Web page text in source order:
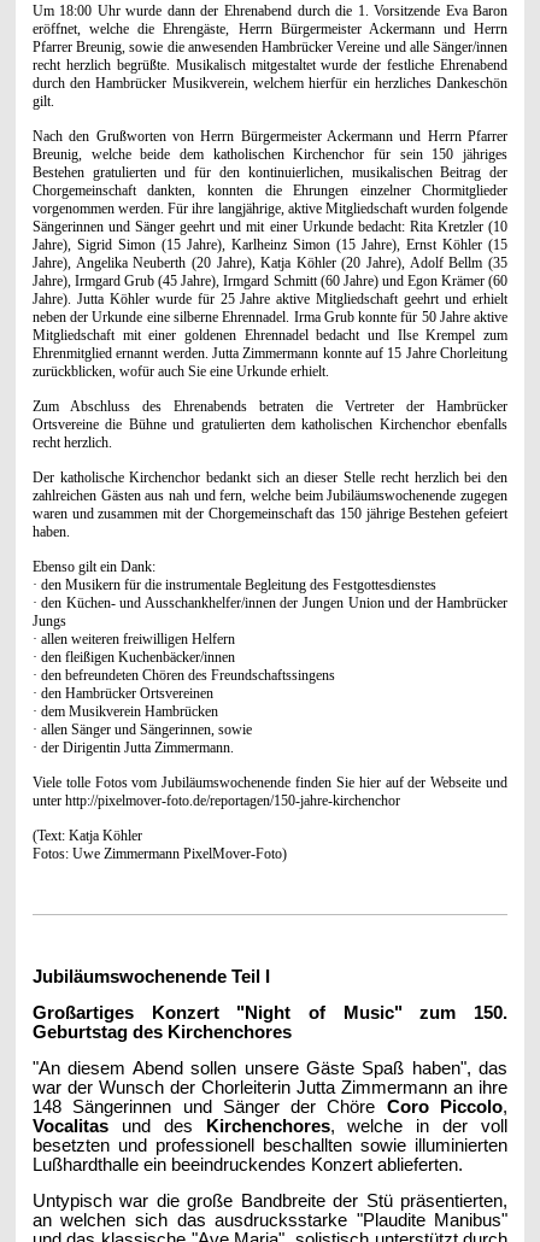
Um 18:00 Uhr wurde dann der Ehrenabend durch die 1. Vorsitzende Eva Baron
eröffnet, welche die Ehrengäste, Herrn Bürgermeister Ackermann und Herrn
Pfarrer Breunig, sowie die anwesenden Hambrücker Vereine und alle Sänger/innen
recht herzlich begrüßte. Musikalisch mitgestaltet wurde der festliche Ehrenabend
durch den Hambrücker Musikverein, welchem hierfür ein herzliches Dankeschön
gilt.
Nach den Grußworten von Herrn Bürgermeister Ackermann und Herrn Pfarrer
Breunig, welche beide dem katholischen Kirchenchor für sein 150 jähriges
Bestehen gratulierten und für den kontinuierlichen, musikalischen Beitrag der
Chorgemeinschaft dankten, konnten die Ehrungen einzelner Chormitglieder
vorgenommen werden. Für ihre langjährige, aktive Mitgliedschaft wurden folgende
Sängerinnen und Sänger geehrt und mit einer Urkunde bedacht: Rita Kretzler (10
Jahre), Sigrid Simon (15 Jahre), Karlheinz Simon (15 Jahre), Ernst Köhler (15
Jahre), Angelika Neuberth (20 Jahre), Katja Köhler (20 Jahre), Adolf Bellm (35
Jahre), Irmgard Grub (45 Jahre), Irmgard Schmitt (60 Jahre) und Egon Krämer (60
Jahre). Jutta Köhler wurde für 25 Jahre aktive Mitgliedschaft geehrt und erhielt
neben der Urkunde eine silberne Ehrennadel. Irma Grub konnte für 50 Jahre aktive
Mitgliedschaft mit einer goldenen Ehrennadel bedacht und Ilse Krempel zum
Ehrenmitglied ernannt werden. Jutta Zimmermann konnte auf 15 Jahre Chorleitung
zurückblicken, wofür auch Sie eine Urkunde erhielt.
Zum Abschluss des Ehrenabends betraten die Vertreter der Hambrücker
Ortsvereine die Bühne und gratulierten dem katholischen Kirchenchor ebenfalls
recht herzlich.
Der katholische Kirchenchor bedankt sich an dieser Stelle recht herzlich bei den
zahlreichen Gästen aus nah und fern, welche beim Jubiläumswochenende zugegen
waren und zusammen mit der Chorgemeinschaft das 150 jährige Bestehen gefeiert
haben.
Ebenso gilt ein Dank:
· den Musikern für die instrumentale Begleitung des Festgottesdienstes
· den Küchen- und Ausschankhelfer/innen der Jungen Union und der Hambrücker
Jungs
· allen weiteren freiwilligen Helfern
· den fleißigen Kuchenbäcker/innen
· den befreundeten Chören des Freundschaftssingens
· den Hambrücker Ortsvereinen
· dem Musikverein Hambrücken
· allen Sänger und Sängerinnen, sowie
· der Dirigentin Jutta Zimmermann.
Viele tolle Fotos vom Jubiläumswochenende finden Sie hier auf der Webseite und
unter http://pixelmover-foto.de/reportagen/150-jahre-kirchenchor
(Text: Katja Köhler
Fotos: Uwe Zimmermann PixelMover-Foto)
Jubiläumswochenende Teil I
Großartiges Konzert "Night of Music" zum 150.
Geburtstag des Kirchenchores
"An diesem Abend sollen unsere Gäste Spaß haben", das
war der Wunsch der Chorleiterin Jutta Zimmermann an ihre
148 Sängerinnen und Sänger der Chöre Coro Piccolo,
Vocalitasund des Kirchenchores, welche in der voll
besetzten und professionell beschallten sowie illuminierten
Lußhardthalle ein beeindruckendes Konzert ablieferten.
Untypisch war die große Bandbreite der Stü präsentierten,
an welchen sich das ausdrucksstarke "Plaudite Manibus"